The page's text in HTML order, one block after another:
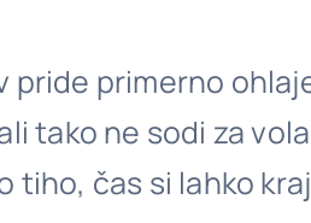
pride primerno
tako ne sodi za
tiho, čas si lahko